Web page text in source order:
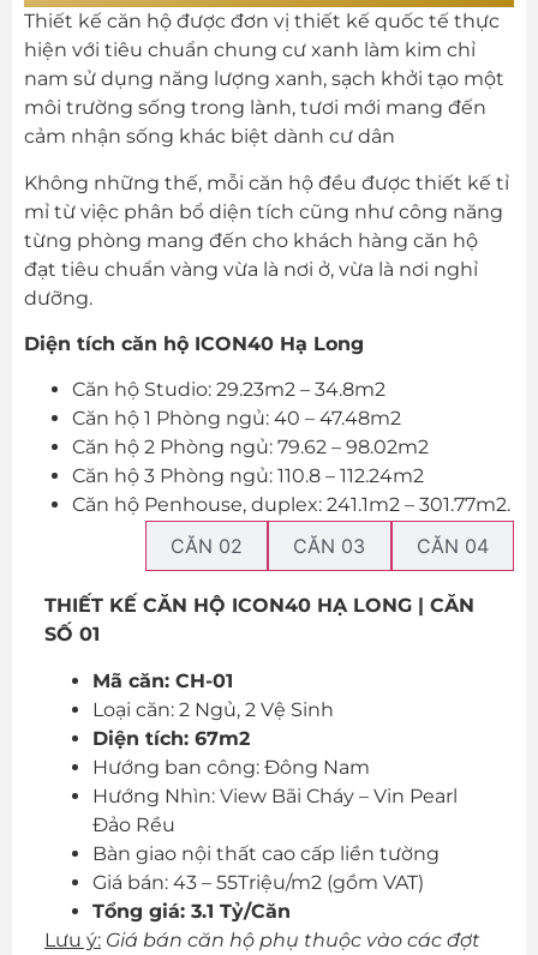
Thiết kế căn hộ được đơn vị thiết kế quốc tế thực
hiện với tiêu chuẩn chung cư xanh làm kim chỉ
nam sử dụng năng lượng xanh, sạch khởi tạo một
môi trường sống trong lành, tươi mới mang đến
cảm nhận sống khác biệt dành cư dân
Không những thế, mỗi căn hộ đều được thiết kế tỉ
mỉ từ việc phân bổ diện tích cũng như công năng
từng phòng mang đến cho khách hàng căn hộ
đạt tiêu chuẩn vàng vừa là nơi ở, vừa là nơi nghỉ
dưỡng.
Diện tích căn hộ ICON40 Hạ Long
Căn hộ Studio: 29.23m2 – 34.8m2
Căn hộ 1 Phòng ngủ: 40 – 47.48m2
Căn hộ 2 Phòng ngủ: 79.62 – 98.02m2
Căn hộ 3 Phòng ngủ: 110.8 – 112.24m2
Căn hộ Penhouse, duplex: 241.1m2 – 301.77m2.
CĂN 02 CĂN 03 CĂN 04
THIẾT KẾ CĂN HỘ ICON40 HẠ LONG | CĂN
SỐ 01
Mã căn: CH-01
Loại căn: 2 Ngủ, 2 Vệ Sinh
Diện tích: 67m2
Hướng ban công: Đông Nam
Hướng Nhìn: View Bãi Cháy – Vin Pearl
Đảo Rều
Bàn giao nội thất cao cấp liền tường
Giá bán: 43 – 55Triệu/m2 (gồm VAT)
Tổng giá: 3.1 Tỷ/Căn
Lưu ý: Giá bán căn hộ phụ thuộc vào các đợt